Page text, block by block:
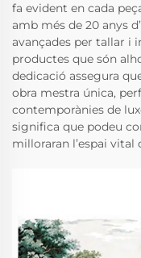
fa evident en cada
amb més de 20 anys
avançades per tallar i
productes que són
dedicació assegura
obra mestra única,
contemporànies de
significa que podeu
milloraran l’espai